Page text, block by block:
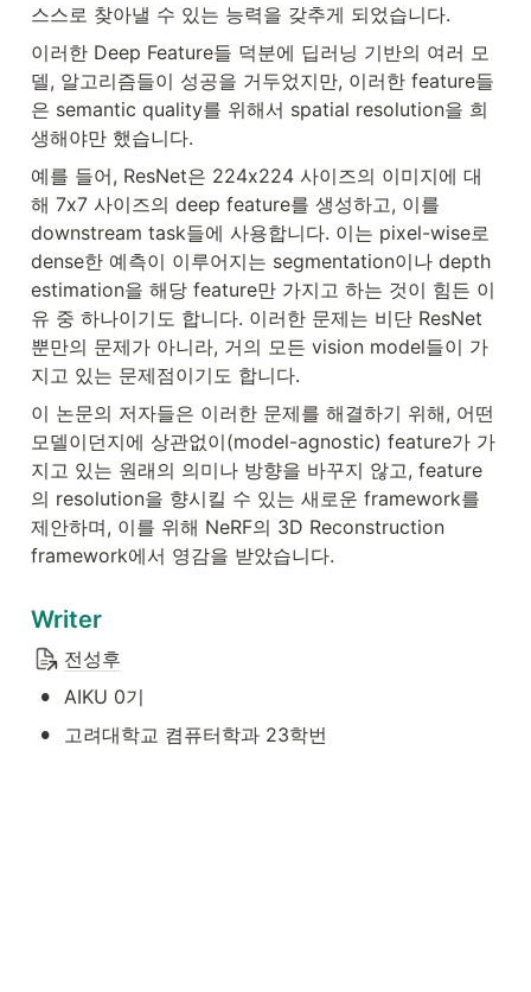
스스로 찾아낼 수 있는 능력을 갖추게 되었습니다.
이러한 Deep Feature들 덕분에 딥러닝 기반의 여러 모
델, 알고리즘들이 성공을 거두었지만, 이러한 feature들
은 semantic quality를 위해서 spatial resolution을 희
생해야만 했습니다.
예를 들어, ResNet은 224x224 사이즈의 이미지에 대
해 7x7 사이즈의 deep feature를 생성하고, 이를
downstream task들에 사용합니다. 이는 pixel-wise로
dense한 예측이 이루어지는 segmentation이나 depth
estimation을 해당 feature만 가지고 하는 것이 힘든 이
유 중 하나이기도 합니다. 이러한 문제는 비단 ResNet
뿐만의 문제가 아니라, 거의 모든 vision model들이 가
지고 있는 문제점이기도 합니다.
이 논문의 저자들은 이러한 문제를 해결하기 위해, 어떤
모델이던지에 상관없이(model-agnostic) feature가 가
지고 있는 원래의 의미나 방향을 바꾸지 않고, feature
의 resolution을 향시킬 수 있는 새로운 framework를
제안하며, 이를 위해 NeRF의 3D Reconstruction
framework에서 영감을 받았습니다.
Writer
전성후
• AIKU 0기
• 고려대학교 켬퓨터학과 23학번